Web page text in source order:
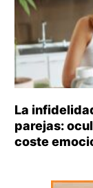
La
parejas:
coste